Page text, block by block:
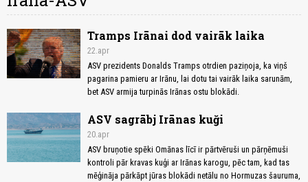
Tramps Irānai dod vairāk laika
22.apr
ASV prezidents Donalds Tramps otrdien paziņoja, ka viņš
pagarina pamieru ar Irānu, lai dotu tai vairāk laika sarunām,
bet ASV armija turpinās Irānas ostu blokādi.
ASV sagrābj Irānas kuği
20.apr
ASV bruņotie spēki Omānas līcī ir pārtvēruši un pārņēmuši
kontroli pār kravas kuģi ar Irānas karogu, pēc tam, kad tas
mēģināja pārkāpt jūras blokādi netālu no Hormuzas šauruma,